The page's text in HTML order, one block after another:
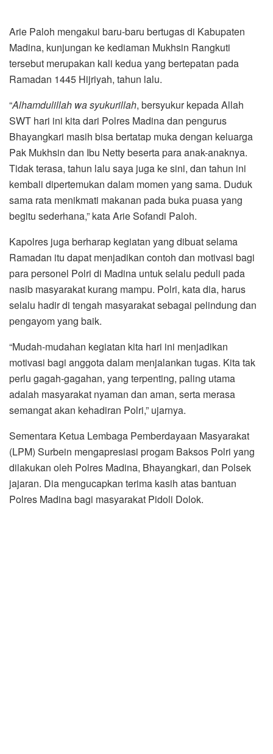
Arie Paloh mengakui baru-baru bertugas di Kabupaten
Madina, kunjungan ke kediaman Mukhsin Rangkuti
tersebut merupakan kali kedua yang bertepatan pada
Ramadan 1445 Hijriyah, tahun lalu.
“Alhamdulillah wa syukurillah, bersyukur kepada Allah
SWT hari ini kita dari Polres Madina dan pengurus
Bhayangkari masih bisa bertatap muka dengan keluarga
Pak Mukhsin dan Ibu Netty beserta para anak-anaknya.
Tidak terasa, tahun lalu saya juga ke sini, dan tahun ini
kembali dipertemukan dalam momen yang sama. Duduk
sama rata menikmati makanan pada buka puasa yang
begitu sederhana,” kata Arie Sofandi Paloh.
Kapolres juga berharap kegiatan yang dibuat selama
Ramadan itu dapat menjadikan contoh dan motivasi bagi
para personel Polri di Madina untuk selalu peduli pada
nasib masyarakat kurang mampu. Polri, kata dia, harus
selalu hadir di tengah masyarakat sebagai pelindung dan
pengayom yang baik.
“Mudah-mudahan kegiatan kita hari ini menjadikan
motivasi bagi anggota dalam menjalankan tugas. Kita tak
perlu gagah-gagahan, yang terpenting, paling utama
adalah masyarakat nyaman dan aman, serta merasa
semangat akan kehadiran Polri,” ujarnya.
Sementara Ketua Lembaga Pemberdayaan Masyarakat
(LPM) Surbein mengapresiasi progam Baksos Polri yang
dilakukan oleh Polres Madina, Bhayangkari, dan Polsek
jajaran. Dia mengucapkan terima kasih atas bantuan
Polres Madina bagi masyarakat Pidoli Dolok.